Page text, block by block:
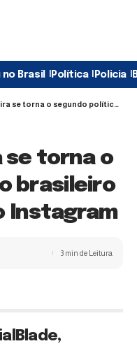
Brasil Política Policia
segundo político brasileiro mais seguido no Instagram
se torna o
brasileiro
Instagram
3 min de Leitura